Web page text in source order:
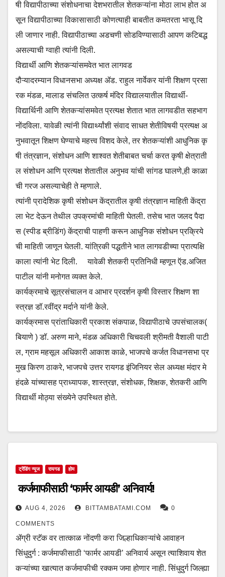
षी विद्यापीठाच्या संशोधनाचा देशभरातील शेतकऱ्यांना मोठा लाभ होत अ
सून विद्यापीठाच्या विकासासाठी कोणत्याही बाबतीत कमतरता भासू दि
ली जाणार नाही. विद्यापीठाच्या अडचणी सोडविण्यासाठी आपण कटिबद्ध
असल्याची ग्वाही त्यांनी दिली.
विद्यार्थी आणि शेतकऱ्यांसमवेत भात लागवड
दौऱ्यादरम्यान विधानसभा अध्यक्ष ॲड. राहुल नार्वेकर यांनी शिक्षण प्रसा
रक मंडळ, मालाड संचलित उत्कर्ष मंदिर विद्यालयातील विद्यार्थी-
विद्यार्थिनी आणि शेतकऱ्यांसमवेत प्रत्यक्ष शेतात भात लागवडीत सहभाग
नोंदविला. यावेळी त्यांनी विद्यार्थ्यांशी संवाद साधत शेतीविषयी प्रत्यक्ष अ
नुभवातून शिक्षण घेण्याचे महत्त्व विशद केले, तर शेतकऱ्यांशी आधुनिक कृ
षी तंत्रज्ञान, संशोधन आणि शाश्वत शेतीबाबत चर्चा करत कृषी क्षेत्राती
ल संशोधन आणि प्रत्यक्ष शेतातील अनुभव यांची सांगड घालणे,ही काळा
ची गरज असल्याचेही ते म्हणाले.
त्यांनी प्रादेशिक कृषी संशोधन केंद्रातील कृषी तंत्रज्ञान माहिती केंद्रा
ला भेट देऊन तेथील उपक्रमांची माहिती घेतली. तसेच भात जलद पैदा
स (स्पीड ब्रीडिंग) केंद्राची पाहणी करून आधुनिक संशोधन प्रक्रिये
ची माहिती जाणून घेतली. यांत्रिकी पद्धतीने भात लागवडीच्या प्रात्यक्षि
काला त्यांनी भेट दिली. यावेळी शेतकरी प्रतिनिधी म्हणून ऍड.अजित
पाटील यांनी मनोगत व्यक्त केले.
कार्यक्रमाचे सूत्रसंचालन व आभार प्रदर्शन कृषी विस्तार शिक्षण शा
स्त्रज्ञ डॉ.रवींद्र मर्दाने यांनी केले.
कार्यक्रमास प्रांताधिकारी प्रकाश संकपाळ, विद्यापीठाचे उपसंचालक(
बियाणे ) डॉ. अरुण माने, मंडळ अधिकारी चिचवली श्रीमती वैशाली पाटी
ल, ग्राम महसूल अधिकारी आकाश काळे, भाजपचे कर्जत विधानसभा प्र
मुख किरण ठाकरे, भाजपचे उत्तर रायगड इंजिनियर सेल अध्यक्ष मंदार मे
हंदळे यांच्यासह प्राध्यापक, शास्त्रज्ञ, संशोधक, शिक्षक, शेतकरी आणि
विद्यार्थी मोठ्या संख्येने उपस्थित होते.
ट्रेंडिंग न्यूज रायगड होम
कर्जमाफीसाठी ‘फार्मर आयडी’ अनिवार्य!
AUG 4, 2026 BITTAMBATAMI.COM 0
COMMENTS
ॲग्री स्टॅक वर तात्काळ नोंदणी करा जिल्हाधिकाऱ्यांचे आवाहन
सिंधुदुर्ग : कर्जमाफीसाठी ‘फार्मर आयडी’ अनिवार्य असून त्याशिवाय शेत
कऱ्यांच्या खात्यात कर्जमाफीची रक्कम जमा होणार नाही. सिंधुदुर्ग जिल्ह्या